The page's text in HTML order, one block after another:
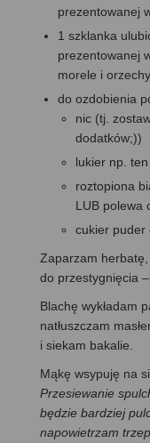
prezentowanej
1 szklanka
prezentowanej
morele i
do ozdobienia
nic (tj.
dodatków;))
lukier np. ten
roztopiona
LUB polewa
cukier puder
Zaparzam
do przestygnięcia
Blachę wykładam
natłuszczam
i siekam bakalie.
Mąkę wsypuję na
Przesiewanie
będzie bardziej
napowietrzam